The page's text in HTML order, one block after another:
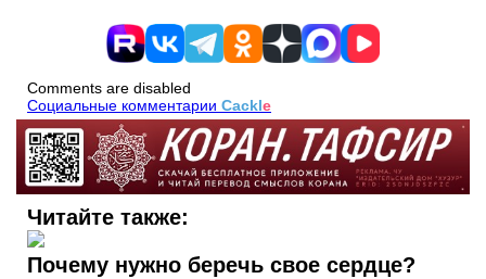
Comments are disabled
Социальные комментарии Cackle
Читайте также:
Почему нужно беречь свое сердце?